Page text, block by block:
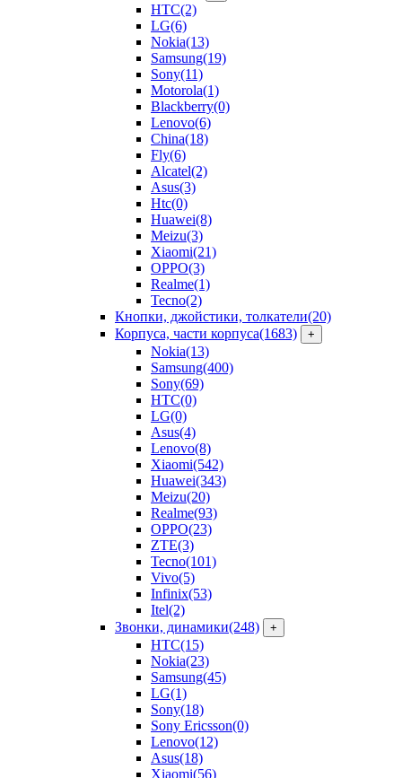
HTC(2)
LG(6)
Nokia(13)
Samsung(19)
Sony(11)
Motorola(1)
Blackberry(0)
Lenovo(6)
China(18)
Fly(6)
Alcatel(2)
Asus(3)
Htc(0)
Huawei(8)
Meizu(3)
Xiaomi(21)
OPPO(3)
Realme(1)
Tecno(2)
Кнопки, джойстики, толкатели(20)
Корпуса, части корпуса(1683) +
Nokia(13)
Samsung(400)
Sony(69)
HTC(0)
LG(0)
Asus(4)
Lenovo(8)
Xiaomi(542)
Huawei(343)
Meizu(20)
Realme(93)
OPPO(23)
ZTE(3)
Tecno(101)
Vivo(5)
Infinix(53)
Itel(2)
Звонки, динамики(248) +
HTC(15)
Nokia(23)
Samsung(45)
LG(1)
Sony(18)
Sony Ericsson(0)
Lenovo(12)
Asus(18)
Xiaomi(56)